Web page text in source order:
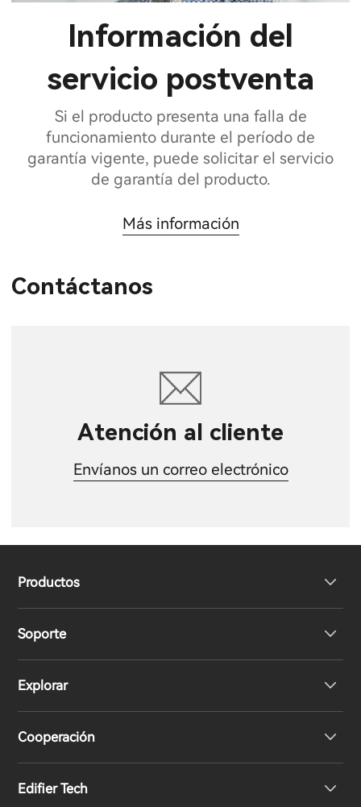
Información del
servicio postventa
Si el producto presenta una falla de
funcionamiento durante el período de
garantía vigente, puede solicitar el servicio
de garantía del producto.
Más información
Contáctanos
Atención al cliente
Envíanos un correo electrónico
Productos
Auriculares
Altavoces
Soporte
Soporte del producto
Declaración de conformidad de la UE
Explorar
Nuestra historia
Cooperación
Edifier Tech